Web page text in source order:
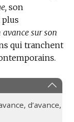
son
plus
avance sur son
qui tranchent
d’avance,